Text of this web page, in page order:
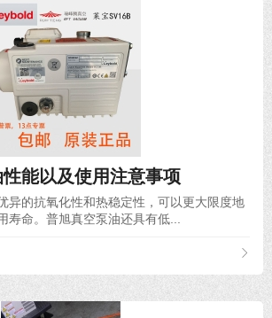
能以及使用注意事项
异的抗氧化性和热稳定性，可以更大限度地
寿命。普旭真空泵油还具有低...